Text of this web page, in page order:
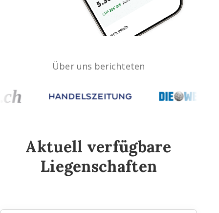
Über uns berichteten
Aktuell verfügbare
Liegenschaften